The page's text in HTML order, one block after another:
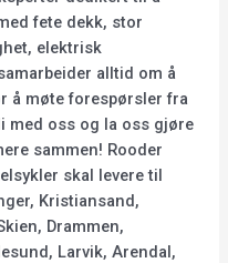
fete dekk, stor
elektrisk
alltid om å
å møte forespørsler fra
med oss og la oss gjøre
sammen! Rooder
skal levere til
Kristiansand,
Drammen,
Larvik, Arendal,